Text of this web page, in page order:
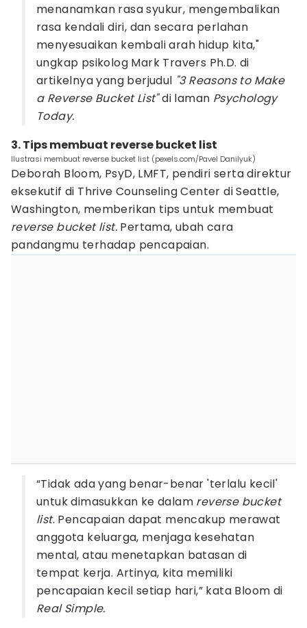
menanamkan rasa syukur, mengembalikan
rasa kendali diri, dan secara perlahan
menyesuaikan kembali arah hidup kita,"
ungkap psikolog Mark Travers Ph.D. di
artikelnya yang berjudul "3 Reasons to Make
a Reverse Bucket List"di laman Psychology
Today.
3. Tips membuat reverse bucket list
Ilustrasi membuat reverse bucket list (pexels.com/Pavel Danilyuk)
Deborah Bloom, PsyD, LMFT, pendiri serta direktur
eksekutif di Thrive Counseling Center di Seattle,
Washington, memberikan tips untuk membuat
reverse bucket list. Pertama, ubah cara
pandangmu terhadap pencapaian.
“Tidak ada yang benar-benar 'terlalu kecil'
untuk dimasukkan ke dalam reverse bucket
list. Pencapaian dapat mencakup merawat
anggota keluarga, menjaga kesehatan
mental, atau menetapkan batasan di
tempat kerja. Artinya, kita memiliki
pencapaian kecil setiap hari,” kata Bloom di
Real Simple.